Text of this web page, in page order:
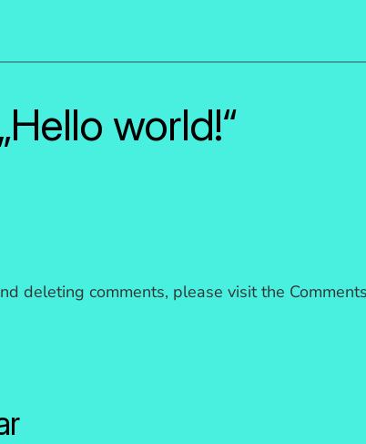
world!“
deleting comments, please visit the